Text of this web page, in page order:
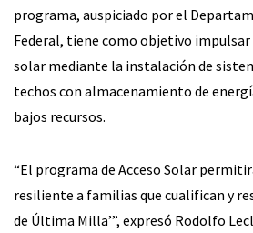
programa, auspiciado por el
Federal, tiene como objetivo impulsar
solar mediante la instalación de
techos con almacenamiento de
bajos recursos.
“El programa de Acceso Solar
resiliente a familias que cualifican y
de Última Milla’”, expresó Rodolfo